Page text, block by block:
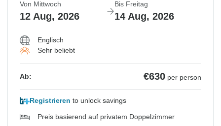
Von Mittwoch
12 Aug, 2026
Bis Freitag
14 Aug, 2026
Englisch
Sehr beliebt
Ab: €630 per person
Registrieren to unlock savings
Preis basierend auf privatem Doppelzimmer